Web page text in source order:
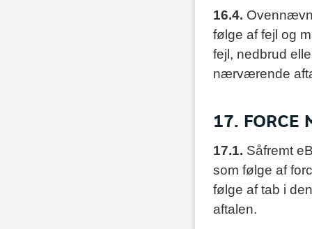
16.4.
følge af fejl og
fejl, nedbrud
nærværende
17. FORCE
17.1. Såfremt
som følge af
følge af tab i
aftalen.